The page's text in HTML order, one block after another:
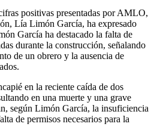
positivas presentadas por AMLO,
Lía Limón García, ha expresado
García ha destacado la falta de
durante la construcción, señalando
de un obrero y la ausencia de
en la reciente caída de dos
en una muerte y una grave
según Limón García, la insuficiencia
de permisos necesarios para la